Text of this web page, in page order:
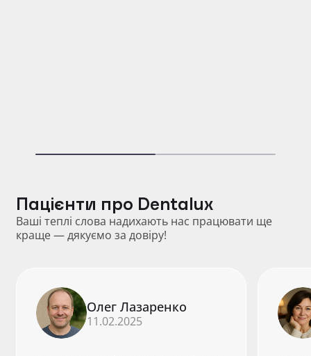
Пацієнти про Dentalux
Ваші теплі слова надихають нас працювати ще
краще — дякуємо за довіру!
Олег Лазаренко
11.02.2025